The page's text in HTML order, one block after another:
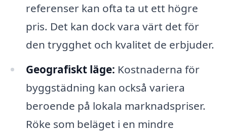
referenser kan ofta ta ut ett högre
pris. Det kan dock vara värt det för
den trygghet och kvalitet de erbjuder.
Geografiskt läge: Kostnaderna för
byggstädning kan också variera
beroende på lokala marknadspriser.
Röke som beläget i en mindre